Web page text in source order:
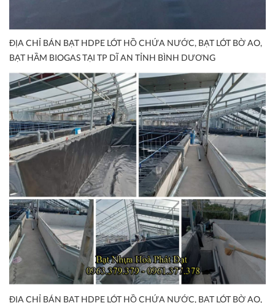
ĐỊA CHỈ BÁN BẠT HDPE LÓT HỒ CHỨA NƯỚC, BẠT LÓT BỜ AO,
BẠT HẦM BIOGAS TẠI TP DĨ AN TỈNH BÌNH DƯƠNG
ĐỊA CHỈ BÁN BẠT HDPE LÓT HỒ CHỨA NƯỚC, BẠT LÓT BỜ AO,